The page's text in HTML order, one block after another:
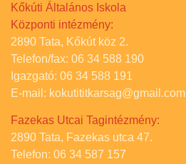
Kőkúti Általános Iskola
Központi intézmény:
2890 Tata, Kőkút köz 2.
Telefon/fax: 06 34 588 190
Igazgató: 06 34 588 191
E-mail: kokutititkarsag@gmail.com
Fazekas Utcai Tagintézmény:
2890 Tata, Fazekas utca 47.
Telefon: 06 34 587 157